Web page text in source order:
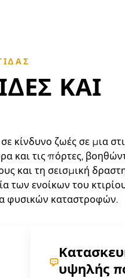
ΚΑΙ
κίνδυνο ζωές σε μια
και τις πόρτες,
και τη σεισμική
των ενοίκων του
φυσικών καταστροφών.
υψηλής